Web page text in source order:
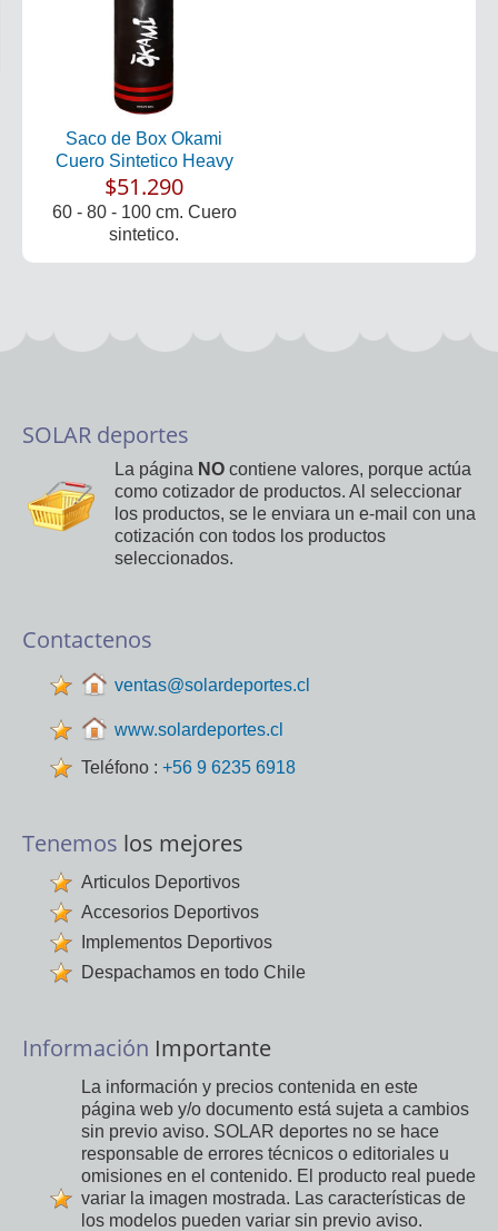
Saco de Box Okami
Cuero Sintetico Heavy
$51.290
60 - 80 - 100 cm. Cuero
sintetico.
SOLAR deportes
La página NO contiene valores, porque actúa
como cotizador de productos. Al seleccionar
los productos, se le enviara un e-mail con una
cotización con todos los productos
seleccionados.
Contactenos
ventas@solardeportes.cl
www.solardeportes.cl
Teléfono : +56 9 6235 6918
Tenemos los mejores
Articulos Deportivos
Accesorios Deportivos
Implementos Deportivos
Despachamos en todo Chile
Información Importante
La información y precios contenida en este
página web y/o documento está sujeta a cambios
sin previo aviso. SOLAR deportes no se hace
responsable de errores técnicos o editoriales u
omisiones en el contenido. El producto real puede
variar la imagen mostrada. Las características de
los modelos pueden variar sin previo aviso.